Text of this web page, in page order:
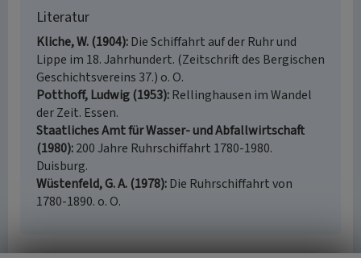
Literatur
Kliche, W. (1904) Die Schiffahrt auf der Ruhr und
Lippe im 18. Jahrhundert. (Zeitschrift des Bergischen
Geschichtsvereins 37.) o. O.
Potthoff, Ludwig (1953) Rellinghausen im Wandel
der Zeit. Essen.
Staatliches Amt für Wasser- und Abfallwirtschaft
(1980) 200 Jahre Ruhrschiffahrt 1780-1980.
Duisburg.
Wüstenfeld, G. A. (1978) Die Ruhrschiffahrt von
1780-1890. o. O.